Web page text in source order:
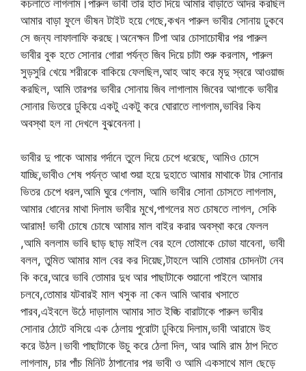
কচলাতে লাগলাম।পারুল ভাবী তার হাত দিয়ে আমার বাড়াতে আদর করছিল
আমার বাড়া ফুলে ভীষন টাইট হয়ে গেছে,কখন পারুল ভাবীর সোনায় ঢুকবে
সে জন্য লাফালাফি করছে।অনেক্ষন টিপা আর চোসাচোষীর পর পারুল
ভাবীর বুক হতে সোনার গোরা পর্যন্ত জিব দিয়ে চাটা শুরু করলাম, পারুল
সুড়সুরি খেয়ে শরীরকে বাকিয়ে ফেলছিল,আহ আহ করে মৃদু স্বরে আওয়াজ
করছিল, আমি তারপর ভাবীর সোনায় জিব লাগালাম জিবের আগাকে ভাবীর
সোনার ভিতরে ঢুকিয়ে একটু একটু করে ঘোরাতে লাগলাম,ভাবির কিয
অবস্থা হল না দেখলে বুঝবেননা।
ভাবীর দু পাকে আমার গর্দানে তুলে দিয়ে চেপে ধরেছে, আমিও চোসে
যাচ্ছি,ভাবীও শেষ পর্যন্ত আধা শুয়া হয়ে দুহাতে আমার মাথাকে টার সোনার
ভিতর চেপে ধরল,আমি ঘুরে গেলাম, আমি ভাবীর সোনা চোসতে লাগলাম,
আমার ধোনের মাথা দিলাম ভাবীর মুখে,পাগলের মত চোষতে লাগল, সেকি
আরাম! ভাবী চোষে চোষে আমার মাল বাইর করার অবস্থা করে ফেলল
,আমি বললাম ভাবি ছাড় ছাড় মাইল বের হলে তোমাকে চোডা যাবেনা, ভাবী
বলল, তুমিত আমার মাল বের কর দিয়েছ,টাহলে আমি তোমার চোদনটা নেব
কি করে,আরে ভাবি তোমার দুধ আর পাছাটাকে শুয়ানো পাইলে আমার
চলবে,তোমার যটবারই মাল খসুক না কেন আমি আবার খসাতে
পারব,এইবলে উঠে দাড়ালাম আমার সাত ইঙ্চি বারাটাকে পারুল ভাবীর
সোনার ঠোটে বসিয়ে এক ঠেলায় পুরোটা ঢুকিয়ে দিলাম,ভাবী আরামে উহ
করে উঠল।ভাবী পাছাটাকে উচু করে ঠেলা দিল, আর আমি রাম ঠাপ দিতে
লাগলাম, চার পাঁচ মিনিট ঠাপানোর পর ভাবী ও আমি একসাথে মাল ছেড়ে